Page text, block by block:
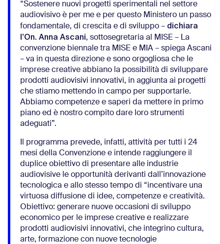
“Sostenere nuovi progetti sperimentali nel settore
audiovisivo è per me e per questo Ministero un passo
fondamentale, di crescita e di sviluppo – dichiara
l’On. Anna Ascani, sottosegretaria al MISE – La
convenzione biennale tra MISE e MIA – spiega Ascani
– va in questa direzione e sono orgogliosa che le
imprese creative abbiano la possibilità di sviluppare
prodotti audiovisivi innovativi, in aggiunta ai progetti
che stiamo mettendo in campo per supportarle.
Abbiamo competenze e saperi da mettere in primo
piano ed è nostro compito dare loro strumenti
adeguati”.
Il programma prevede, infatti, attività per tutti i 24
mesi della Convenzione e intende raggiungere il
duplice obiettivo di presentare alle industrie
audiovisive le opportunità derivanti dall’innovazione
tecnologica e allo stesso tempo di “incentivare una
virtuosa diffusione di idee, competenze e creatività.
Obiettivo: generare nuove occasioni di sviluppo
economico per le imprese creative e realizzare
prodotti audiovisivi innovativi, che integrino cultura,
arte, formazione con nuove tecnologie